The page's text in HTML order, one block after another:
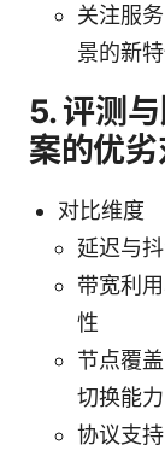
关注服
景的新特
5. 评测
案的优
对比维度
延迟与
带宽利
性
节点覆
切换能力
协议支